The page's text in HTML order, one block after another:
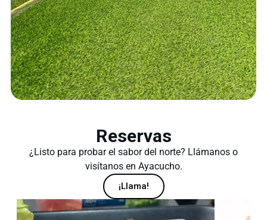
Reservas
¿Listo para probar el sabor del norte? Llámanos o
visítanos en Ayacucho.
¡Llama!